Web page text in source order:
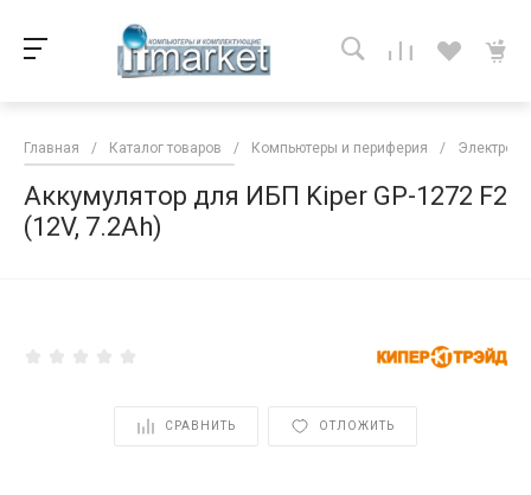
Главная / Каталог товаров / Компьютеры и периферия /
Аккумулятор для ИБП Kiper GP-1272 F2
(12V, 7.2Ah)
СРАВНИТЬ ОТЛОЖИТЬ